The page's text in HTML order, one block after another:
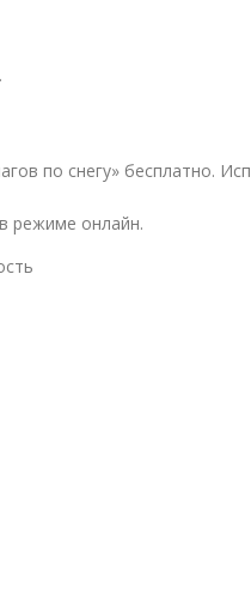
по снегу» бесплатно.
режиме онлайн.